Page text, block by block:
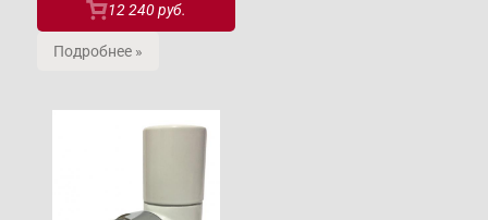
12 240 руб.
Подробнее »